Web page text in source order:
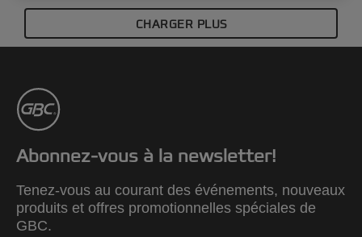
CHARGER PLUS
Abonnez-vous à la newsletter!
Tenez-vous au courant des événements, nouveaux
produits et offres promotionnelles spéciales de
GBC.